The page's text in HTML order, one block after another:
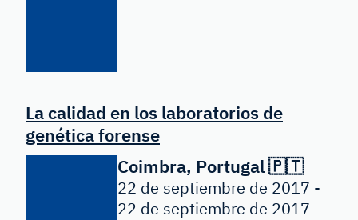
La calidad en los laboratorios de
genética forense
Coimbra, Portugal 🇵🇹
22 de septiembre de 2017 -
22 de septiembre de 2017